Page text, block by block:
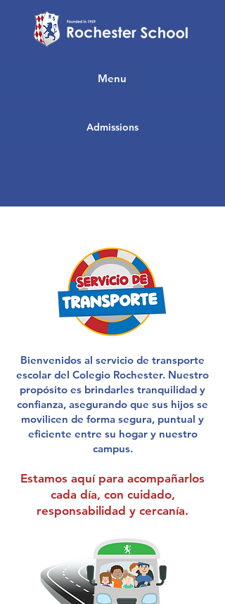
Admissions
Menu
Bienvenidos al servicio de transporte
escolar del Colegio Rochester. Nuestro
propósito es brindarles tranquilidad y
confianza, asegurando que sus hijos se
movilicen de forma segura, puntual y
eficiente entre su hogar y nuestro
campus.
Estamos aquí para acompañarlos
cada día, con cuidado,
responsabilidad y cercanía.